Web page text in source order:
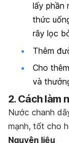
lấy phần
thức
rây lọc
Thêm
Cho
và
2. Cách làm
Nước chanh
mạnh, tốt cho
Nguyên liệu